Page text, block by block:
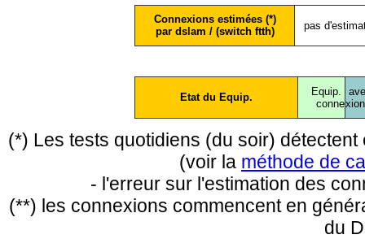
Connexions estimées (*)
par dslam / (switch ftth)
pas
Etat du Equip.
Equip.
conne
(*) Les tests quotidiens (du soir)
(voir la méthode de
- l'erreur sur l'estimation des
(**) les connexions commencent en
du